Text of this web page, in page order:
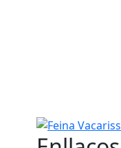
Feina Vacarisses